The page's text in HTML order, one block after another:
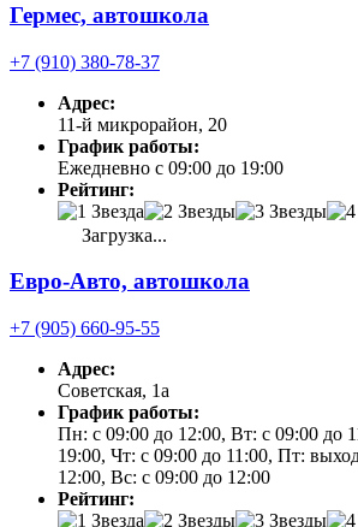
Гермес, автошкола
+7 (910) 380-78-37
Адрес:
11-й микрорайон, 20
График работы:
Ежедневно с 09:00 до 19:00
Рейтинг:
Загрузка...
Евро-Авто, автошкола
+7 (905) 660-95-55
Адрес:
Советская, 1а
График работы:
Пн: с 09:00 до 12:00, Вт: с 09:00 до
19:00, Чт: с 09:00 до 11:00, Пт:
12:00, Вс: с 09:00 до 12:00
Рейтинг: